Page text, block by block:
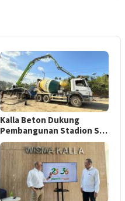
Kalla Beton Dukung
Pembangunan Stadion S…